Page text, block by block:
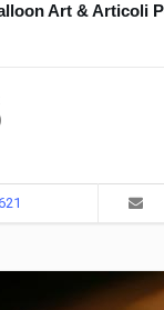
Art & Articoli